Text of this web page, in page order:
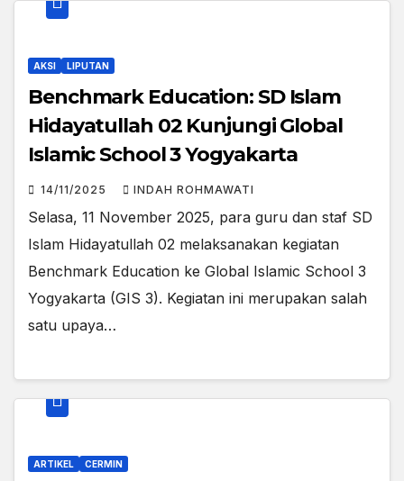
AKSI LIPUTAN
Benchmark Education: SD Islam
Hidayatullah 02 Kunjungi Global
Islamic School 3 Yogyakarta
14/11/2025 INDAH ROHMAWATI
Selasa, 11 November 2025, para guru dan staf SD
Islam Hidayatullah 02 melaksanakan kegiatan
Benchmark Education ke Global Islamic School 3
Yogyakarta (GIS 3). Kegiatan ini merupakan salah
satu upaya…
ARTIKEL CERMIN